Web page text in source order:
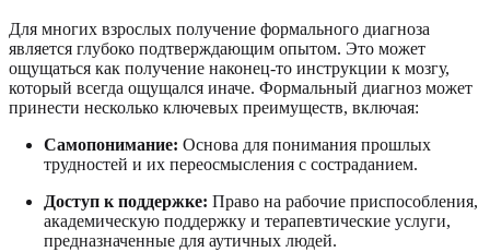
Для многих взрослых получение формального диагноза
является глубоко подтверждающим опытом. Это может
ощущаться как получение наконец-то инструкции к мозгу,
который всегда ощущался иначе. Формальный диагноз может
принести несколько ключевых преимуществ, включая:
Самопонимание: Основа для понимания прошлых
трудностей и их переосмысления с состраданием.
Доступ к поддержке: Право на рабочие приспособления,
академическую поддержку и терапевтические услуги,
предназначенные для аутичных людей.